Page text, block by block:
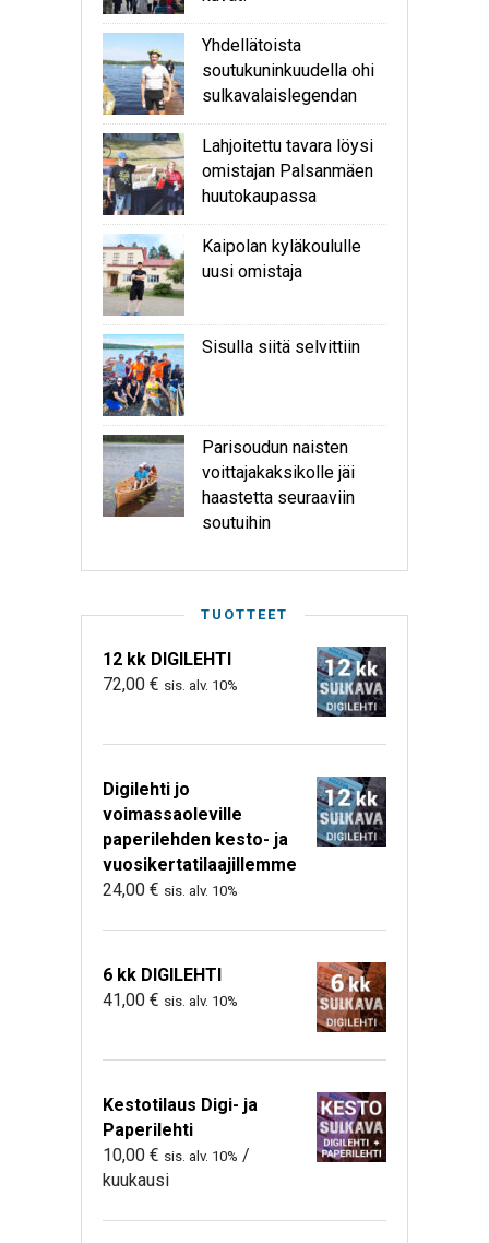
Yhdellätoista
soutukuninkuudella ohi
sulkavalaislegendan
Lahjoitettu tavara löysi
omistajan Palsanmäen
huutokaupassa
Kaipolan kyläkoululle
uusi omistaja
Sisulla siitä selvittiin
Parisoudun naisten
voittajakaksikolle jäi
haastetta seuraaviin
soutuihin
TUOTTEET
12 kk DIGILEHTI
72,00 € sis. alv. 10%
Digilehti jo
voimassaoleville
paperilehden kesto- ja
vuosikertatilaajillemme
24,00 € sis. alv. 10%
6 kk DIGILEHTI
41,00 € sis. alv. 10%
Kestotilaus Digi- ja
Paperilehti
10,00 € sis. alv. 10% /
kuukausi